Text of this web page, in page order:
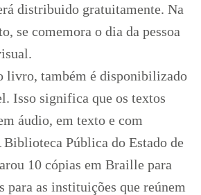
distribuido gratuitamente. Na
se comemora o dia da pessoa
livro, também é disponibilizado
Isso significa que os textos
áudio, em texto e com
Biblioteca Pública do Estado de
10 cópias em Braille para
para as instituições que reúnem